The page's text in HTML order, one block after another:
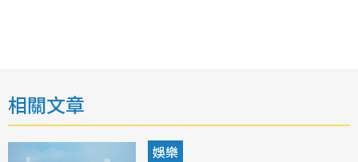
相關文章
娛樂